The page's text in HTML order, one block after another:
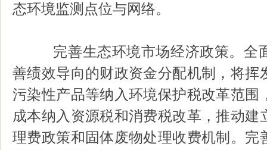
态环境监测点位与网络。
完善生态环境市场经济政策。全面
善绩效导向的财政资金分配机制，将挥
污染性产品等纳入环境保护税改革范围
成本纳入资源税和消费税改革，推动建
理费政策和固体废物处理收费机制。完